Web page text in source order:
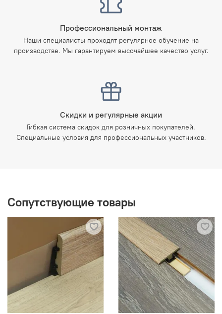
Профессиональный монтаж
Наши специалисты проходят регулярное обучение на
производстве. Мы гарантируем высочайшее качество услуг.
Скидки и регулярные акции
Гибкая система скидок для розничных покупателей.
Специальные условия для профессиональных участников.
Сопутствующие товары